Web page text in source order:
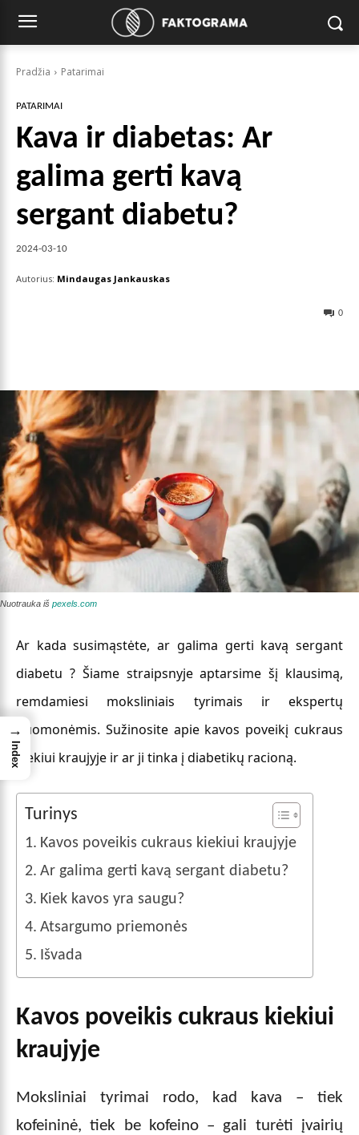
Pradžia Patarimai
PATARIMAI
Kava ir diabetas: Ar
galima gerti kavą
sergant diabetu?
2024-03-10
Autorius: Mindaugas Jankauskas
0
Nuotrauka iš pexels.com
Ar kada susimąstėte, ar galima gerti kavą sergant
diabetu ? Šiame straipsnyje aptarsime šį klausimą,
remdamiesi moksliniais tyrimais ir ekspertų
nuomonėmis. Sužinosite apie kavos poveikį cukraus
kiekiui kraujyje ir ar ji tinka į diabetikų racioną.
Turinys
Kavos poveikis cukraus kiekiui kraujyje
Ar galima gerti kavą sergant diabetu?
Kiek kavos yra saugu?
Atsargumo priemonės
Išvada
Kavos poveikis cukraus kiekiui
kraujyje
Moksliniai tyrimai rodo, kad kava – tiek
kofeininė, tiek be kofeino – gali turėti įvairių
→
Index